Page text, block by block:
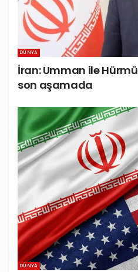
DÜNYA
İran: Umman ile
son aşamada
DÜNYA